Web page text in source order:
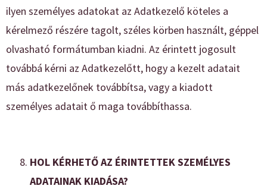
ilyen személyes adatokat az Adatkezelő köteles a
kérelmező részére tagolt, széles körben használt, géppel
olvasható formátumban kiadni. Az érintett jogosult
továbbá kérni az Adatkezelőtt, hogy a kezelt adatait
más adatkezelőnek továbbítsa, vagy a kiadott
személyes adatait ő maga továbbíthassa.
HOL KÉRHETŐ AZ ÉRINTETTEK SZEMÉLYES
ADATAINAK KIADÁSA?